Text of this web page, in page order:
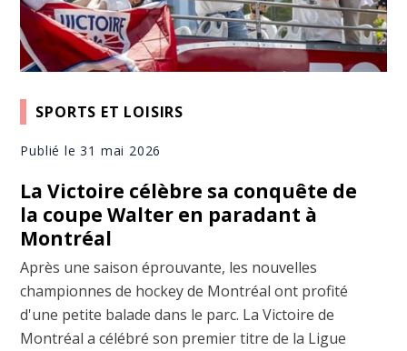
SPORTS ET LOISIRS
Publié le 31 mai 2026
La Victoire célèbre sa conquête de
la coupe Walter en paradant à
Montréal
Après une saison éprouvante, les nouvelles
championnes de hockey de Montréal ont profité
d'une petite balade dans le parc. La Victoire de
Montréal a célébré son premier titre de la Ligue